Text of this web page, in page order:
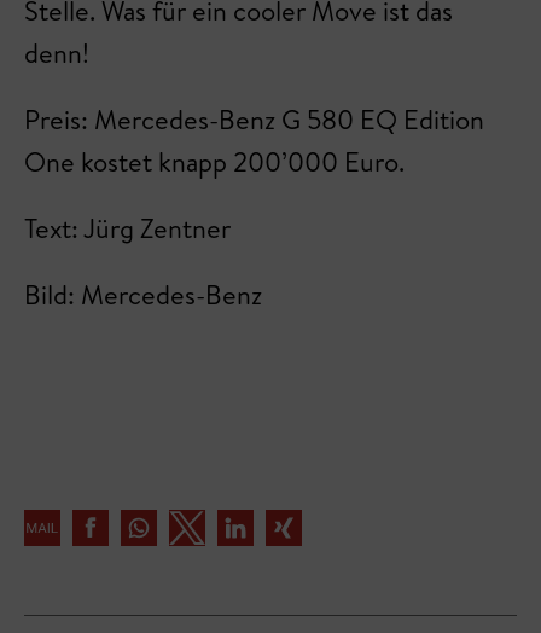
Stelle. Was für ein cooler Move ist das
denn!
Preis: Mercedes-Benz G 580 EQ Edition
One kostet knapp 200’000 Euro.
Text: Jürg Zentner
Bild: Mercedes-Benz